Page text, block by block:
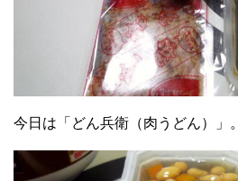
今日は「どん兵衛（肉うどん）」。